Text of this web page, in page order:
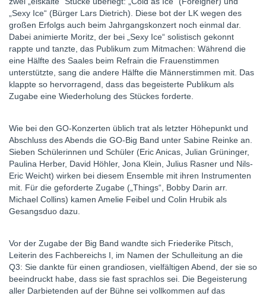
„Sexy Ice“ (Bürger Lars Dietrich). Diese bot der LK wegen des
großen Erfolgs auch beim Jahrgangskonzert noch einmal dar.
Dabei animierte Moritz, der bei „Sexy Ice“ solistisch gekonnt
rappte und tanzte, das Publikum zum Mitmachen: Während die
eine Hälfte des Saales beim Refrain die Frauenstimmen
unterstützte, sang die andere Hälfte die Männerstimmen mit. Das
klappte so hervorragend, dass das begeisterte Publikum als
Zugabe eine Wiederholung des Stückes forderte.
Wie bei den GO-Konzerten üblich trat als letzter Höhepunkt und
Abschluss des Abends die GO-Big Band unter Sabine Reinke an.
Sieben Schülerinnen und Schüler (Eric Anicas, Julian Grüninger,
Paulina Herber, David Höhler, Jona Klein, Julius Rasner und Nils-
Eric Weicht) wirken bei diesem Ensemble mit ihren Instrumenten
mit. Für die geforderte Zugabe („Things“, Bobby Darin arr.
Michael Collins) kamen Amelie Feibel und Colin Hrubik als
Gesangsduo dazu.
Vor der Zugabe der Big Band wandte sich Friederike Pitsch,
Leiterin des Fachbereichs I, im Namen der Schulleitung an die
Q3: Sie dankte für einen grandiosen, vielfältigen Abend, der sie so
beeindruckt habe, dass sie fast sprachlos sei. Die Begeisterung
aller Darbietenden auf der Bühne sei vollkommen auf das